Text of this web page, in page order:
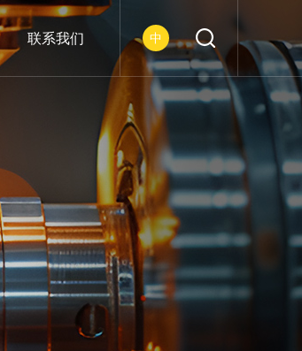
联系我们 中